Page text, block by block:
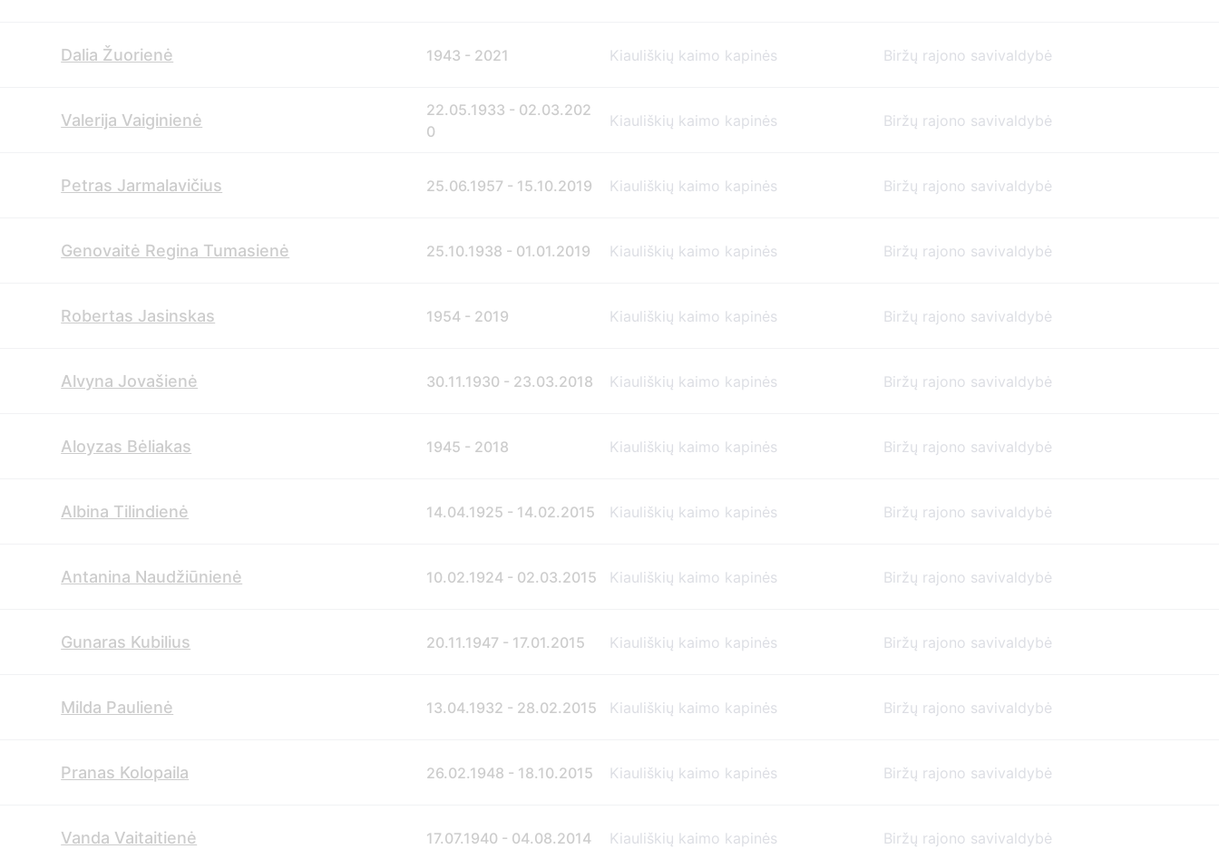
Dalia Žuorienė 1943 - 2021 Kiauliškių kaimo kapinės Biržų rajono savivaldybė
Valerija Vaiginienė
22.05.1933 - 02.03.202
0
Kiauliškių kaimo kapinės Biržų rajono savivaldybė
Petras Jarmalavičius 25.06.1957 - 15.10.2019 Kiauliškių kaimo kapinės Biržų rajono savivaldybė
Genovaitė Regina Tumasienė 25.10.1938 - 01.01.2019 Kiauliškių kaimo kapinės Biržų rajono savivaldybė
Robertas Jasinskas 1954 - 2019 Kiauliškių kaimo kapinės Biržų rajono savivaldybė
Alvyna Jovašienė 30.11.1930 - 23.03.2018 Kiauliškių kaimo kapinės Biržų rajono savivaldybė
Aloyzas Bėliakas 1945 - 2018 Kiauliškių kaimo kapinės Biržų rajono savivaldybė
Albina Tilindienė 14.04.1925 - 14.02.2015 Kiauliškių kaimo kapinės Biržų rajono savivaldybė
Antanina Naudžiūnienė 10.02.1924 - 02.03.2015 Kiauliškių kaimo kapinės Biržų rajono savivaldybė
Gunaras Kubilius 20.11.1947 - 17.01.2015 Kiauliškių kaimo kapinės Biržų rajono savivaldybė
Milda Paulienė 13.04.1932 - 28.02.2015 Kiauliškių kaimo kapinės Biržų rajono savivaldybė
Pranas Kolopaila 26.02.1948 - 18.10.2015 Kiauliškių kaimo kapinės Biržų rajono savivaldybė
Vanda Vaitaitienė 17.07.1940 - 04.08.2014 Kiauliškių kaimo kapinės Biržų rajono savivaldybė